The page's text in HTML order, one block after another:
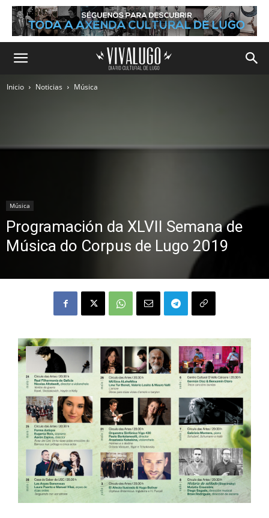
Inicio Noticias Música
Música
Programación da XLVII Semana de
Música do Corpus de Lugo 2019